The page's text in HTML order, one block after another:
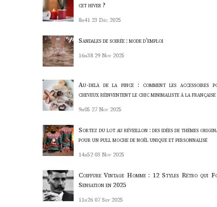
cet hiver ?
8h41 23 Déc 2025
Sandales de soirée : mode d’emploi
16h38 29 Nov 2025
Au-delà de la pince : comment les accessoires
cheveux réinventent le chic minimaliste à la française
9h05 27 Nov 2025
Sortez du lot au réveillon : des idées de thèmes
pour un pull moche de noël unique et personnalisé
14h52 03 Nov 2025
Coiffure Vintage Homme : 12 Styles Rétro qui
Sensation en 2025
11h26 07 Sep 2025